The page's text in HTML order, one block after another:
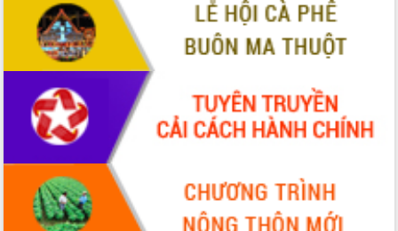
Phó Chủ tịch Thường trực UBND tỉnh
Hồ Thị Nguyên Thảo làm việc tại Trung
tâm Phục vụ hành chính công xã Ea
Xây dựng nền hành chính số đồng
hành cùng nông dân dân, doanh nghiệp
Giai đoạn 2026-2030, Đắk Lắk phấn
đấu có 77% xã đạt chuẩn nông thôn
mới
Chuyển đổi số 'mở đường' cho nông
nghiệp Đắk Lắk tăng trưởng bứt phá
Triển khai đồng bộ đo đạc, lập hồ sơ